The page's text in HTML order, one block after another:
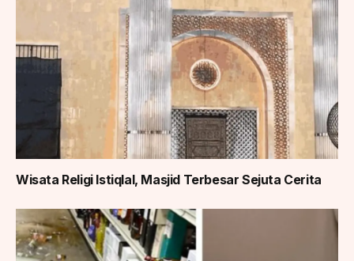
Wisata Religi Istiqlal, Masjid Terbesar Sejuta Cerita